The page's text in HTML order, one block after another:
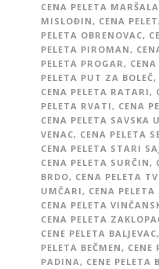
CENA PELETA
MISLOĐIN, CENA
PELETA OBRENOVAC,
PELETA PIROMAN,
PELETA PROGAR,
PELETA PUT ZA BOLEČ,
CENA PELETA RATARI,
PELETA RVATI, CENA
CENA PELETA SAVSKA
VENAC, CENA PELETA
CENA PELETA STARI
CENA PELETA SURČIN,
BRDO, CENA PELETA
UMČARI, CENA PELETA
CENA PELETA
CENA PELETA
CENE PELETA BALJEVAC,
PELETA BEČMEN, CENE
PADINA, CENE PELETA